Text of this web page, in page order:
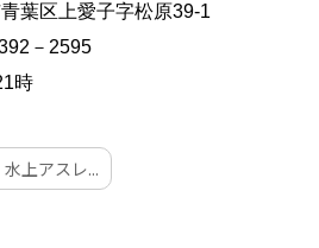
区上愛子字松原39-1
－2595
時
上アスレ...